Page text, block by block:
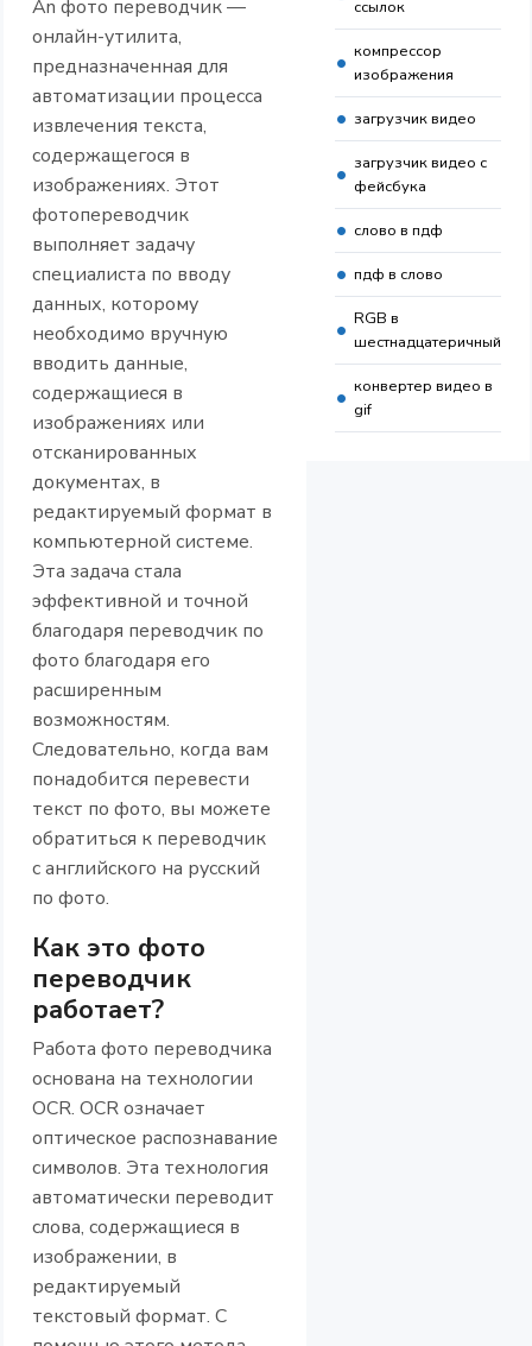
An фото переводчик —
онлайн-утилита,
предназначенная для
автоматизации процесса
извлечения текста,
содержащегося в
изображениях. Этот
фотопереводчик
выполняет задачу
специалиста по вводу
данных, которому
необходимо вручную
вводить данные,
содержащиеся в
изображениях или
отсканированных
документах, в
редактируемый формат в
компьютерной системе.
Эта задача стала
эффективной и точной
благодаря переводчик по
фото благодаря его
расширенным
возможностям.
Следовательно, когда вам
понадобится перевести
текст по фото, вы можете
обратиться к переводчик
с английского на русский
по фото.
Как это фото
переводчик
работает?
Работа фото переводчика
основана на технологии
OCR. OCR означает
оптическое распознавание
символов. Эта технология
автоматически переводит
слова, содержащиеся в
изображении, в
редактируемый
текстовый формат. С
ссылок
компрессор
изображения
загрузчик видео
загрузчик видео с
фейсбука
слово в пдф
пдф в слово
RGB в
шестнадцатеричный
конвертер видео в
gif